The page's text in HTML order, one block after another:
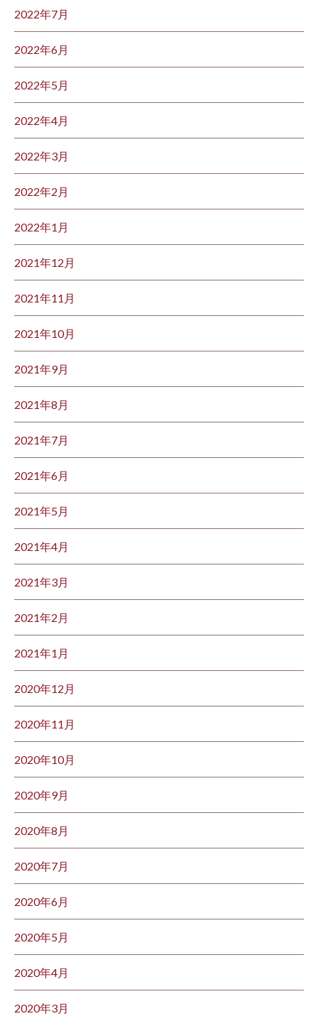
2022年7月
2022年6月
2022年5月
2022年4月
2022年3月
2022年2月
2022年1月
2021年12月
2021年11月
2021年10月
2021年9月
2021年8月
2021年7月
2021年6月
2021年5月
2021年4月
2021年3月
2021年2月
2021年1月
2020年12月
2020年11月
2020年10月
2020年9月
2020年8月
2020年7月
2020年6月
2020年5月
2020年4月
2020年3月